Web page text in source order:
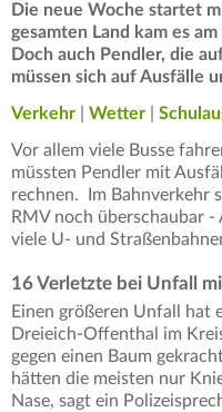
Die neue Woche startet
gesamten Land kam es
Doch auch Pendler, die
müssen sich auf Ausfälle
Verkehr Wetter
Vor allem viele Busse
müssten Pendler mit
rechnen. Im Bahnverkehr
RMV noch überschaubar
viele U- und
16 Verletzte bei Unfall
Einen größeren Unfall hat
Dreieich-Offenthal im
gegen einen Baum
hätten die meisten nur
Nase, sagt ein